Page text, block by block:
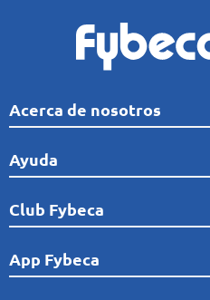
Acerca de nosotros
Quiénes Somos
Línea de tiempo
Comunidad
Reconocimientos
Ayuda
Preguntas frecuentes
Cobertura
Términos de uso
Club Fybeca
¿Qué es el Club Fybeca?
Afíliate sin costo a Club Fybeca
App Fybeca